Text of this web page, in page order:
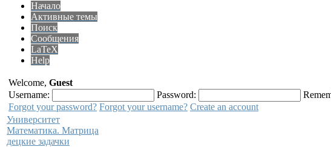
Начало
Активные темы
Поиск
Сообщения
LaTeX
Help
Welcome, Guest
Username:
Password:
Forgot your password? Forgot your username? Create an account
Университет
Математика. Матрица
децкие задачки